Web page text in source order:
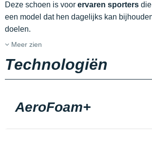
Deze schoen is voor ervaren sporters
een model dat hen dagelijks kan
doelen.
Meer zien
Technologiën
AeroFoam+